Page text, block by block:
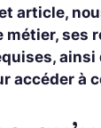
article,
métier, ses
accéder à